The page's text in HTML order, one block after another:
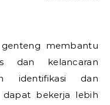
membantu
dan kelancaran
identifikasi dan
bekerja lebih